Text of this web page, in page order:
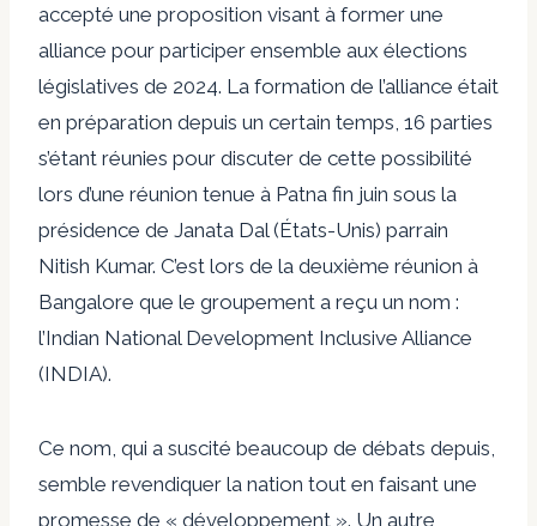
accepté une proposition visant à former une
alliance pour participer ensemble aux élections
législatives de 2024. La formation de l’alliance était
en préparation depuis un certain temps, 16 parties
s’étant réunies pour discuter de cette possibilité
lors d’une réunion tenue à Patna fin juin sous la
présidence de Janata Dal (États-Unis) parrain
Nitish Kumar. C’est lors de la deuxième réunion à
Bangalore que le groupement a reçu un nom :
l’Indian National Development Inclusive Alliance
(INDIA).
Ce nom, qui a suscité beaucoup de débats depuis,
semble revendiquer la nation tout en faisant une
promesse de « développement ». Un autre